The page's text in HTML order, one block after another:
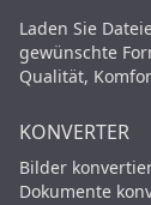
Laden Sie
gewünschte
Qualität,
KONVERTER
Bilder
Dokumente